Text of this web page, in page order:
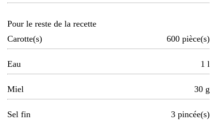
Pour le reste de la recette
Carotte(s)
600 pièce(s)
Eau 1 l
Miel 30 g
Sel fin 3 pincée(s)